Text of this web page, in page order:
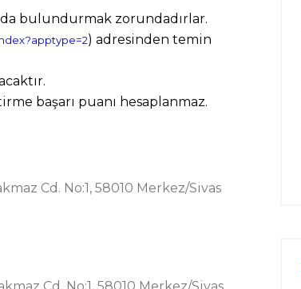
bulundurmak zorundadırlar.
) adresinden temin
başarı puanı hesaplanmaz.
Cd. No:1, 58010 Merkez/Sivas